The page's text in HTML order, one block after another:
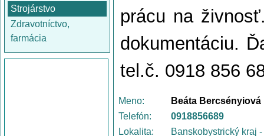
Strojárstvo
Zdravotníctvo,
farmácia
prácu na
dokumentáciu.
tel.č. 0918 856
Meno:
Beáta Bercsényiová
Telefón:
0918856689
Lokalita:
Banskobystrický kraj